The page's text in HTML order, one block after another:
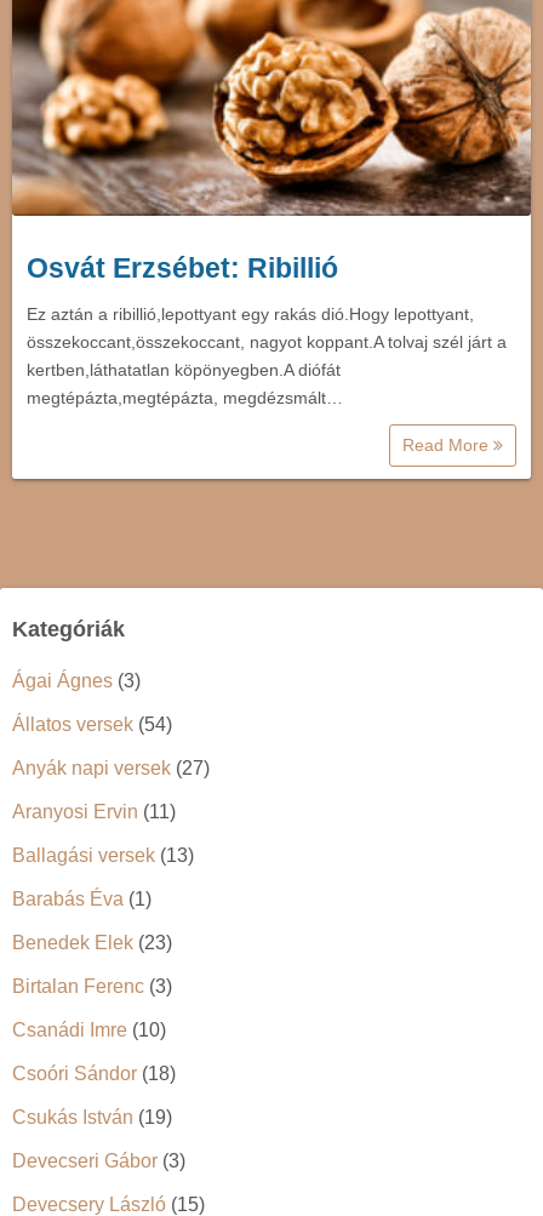
Osvát Erzsébet: Ribillió
Ez aztán a ribillió,lepottyant egy rakás dió.Hogy lepottyant,
összekoccant,összekoccant, nagyot koppant.A tolvaj szél járt a
kertben,láthatatlan köpönyegben.A diófát
megtépázta,megtépázta, megdézsmált…
Read More
Kategóriák
Ágai Ágnes (3)
Állatos versek (54)
Anyák napi versek (27)
Aranyosi Ervin (11)
Ballagási versek (13)
Barabás Éva (1)
Benedek Elek (23)
Birtalan Ferenc (3)
Csanádi Imre (10)
Csoóri Sándor (18)
Csukás István (19)
Devecseri Gábor (3)
Devecsery László (15)